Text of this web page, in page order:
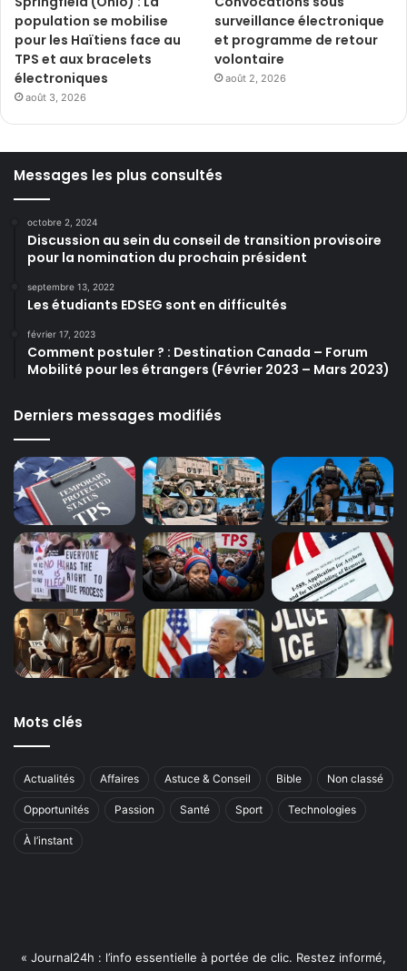
population se mobilise
pour les Haïtiens face au
TPS et aux bracelets
électroniques
août 3, 2026
surveillance électronique
et programme de retour
volontaire
août 2, 2026
Messages les plus consultés
octobre 2, 2024
Discussion au sein du conseil de transition provisoire
pour la nomination du prochain président
septembre 13, 2022
Les étudiants EDSEG sont en difficultés
février 17, 2023
Comment postuler ? : Destination Canada – Forum
Mobilité pour les étrangers (Février 2023 – Mars 2023)
Derniers messages modifiés
Mots clés
Actualités Affaires Astuce & Conseil Bible Non classé
Opportunités Passion Santé Sport Technologies
À l’instant
« Journal24h : l’info essentielle à portée de clic. Restez informé,